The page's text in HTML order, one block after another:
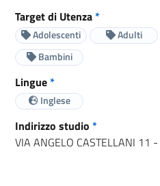
Target di Utenza*
Adolescenti Adulti
Bambini
Lingue*
Inglese
Indirizzo studio *
VIA ANGELO CASTELLANI 11 -